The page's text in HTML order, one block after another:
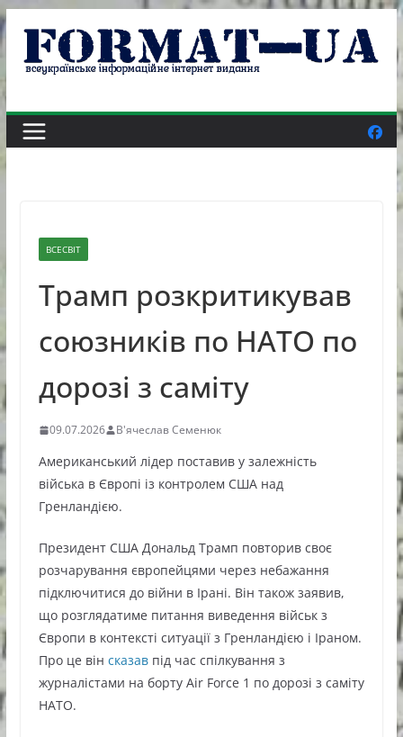
Skip
content
ВСЕСВІТ
Трамп розкритикував
союзників по НАТО по
дорозі з саміту
09.07.2026 В'ячеслав Семенюк
Американський лідер поставив у залежність
війська в Європі із контролем США над
Гренландією.
Президент США Дональд Трамп повторив своє
розчарування європейцями через небажання
підключитися до війни в Ірані. Він також заявив,
що розглядатиме питання виведення військ з
Європи в контексті ситуації з Гренландією і Іраном.
Про це він сказавпід час спілкування з
журналістами на борту Air Force 1 по дорозі з саміту
НАТО.